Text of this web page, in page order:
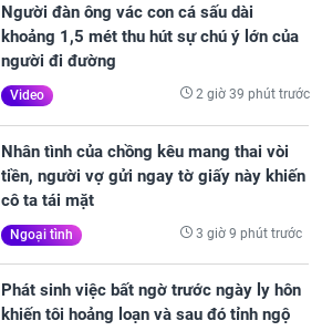
Người đàn ông vác con cá sấu dài
khoảng 1,5 mét thu hút sự chú ý lớn của
người đi đường
Video 2 giờ 39 phút trước
Nhân tình của chồng kêu mang thai vòi
tiền, người vợ gửi ngay tờ giấy này khiến
cô ta tái mặt
Ngoại tình 3 giờ 9 phút trước
Phát sinh việc bất ngờ trước ngày ly hôn
khiến tôi hoảng loạn và sau đó tỉnh ngộ